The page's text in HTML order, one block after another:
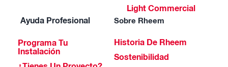
Light Commercial
Ayuda Profesional
Programa Tu
Instalación
Sobre Rheem
Historia De Rheem
Sostenibilidad